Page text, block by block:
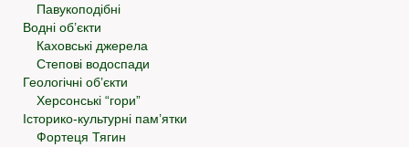
Павукоподібні
Водні об’єкти
Каховські джерела
Степові водоспади
Геологічні об’єкти
Херсонські “гори”
Історико-культурні пам’ятки
Фортеця Тягин